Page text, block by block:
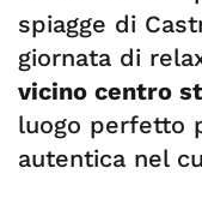
spiagge di
giornata di
vicino centro
luogo perfetto
autentica nel